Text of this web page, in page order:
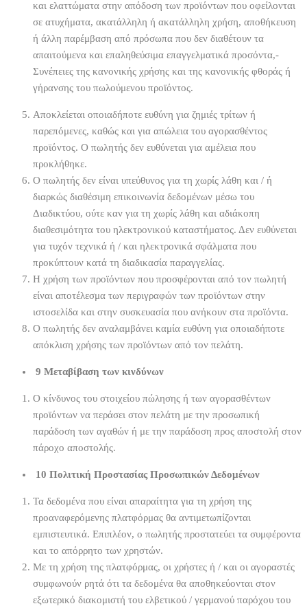
και ελαττώματα στην απόδοση των προϊόντων που οφείλονται
σε ατυχήματα, ακατάλληλη ή ακατάλληλη χρήση, αποθήκευση
ή άλλη παρέμβαση από πρόσωπα που δεν διαθέτουν τα
απαιτούμενα και επαληθεύσιμα επαγγελματικά προσόντα,-
Συνέπειες της κανονικής χρήσης και της κανονικής φθοράς ή
γήρανσης του πωλούμενου προϊόντος.
Αποκλείεται οποιαδήποτε ευθύνη για ζημιές τρίτων ή
παρεπόμενες, καθώς και για απώλεια του αγορασθέντος
προϊόντος. Ο πωλητής δεν ευθύνεται για αμέλεια που
προκλήθηκε.
Ο πωλητής δεν είναι υπεύθυνος για τη χωρίς λάθη και / ή
διαρκώς διαθέσιμη επικοινωνία δεδομένων μέσω του
Διαδικτύου, ούτε καν για τη χωρίς λάθη και αδιάκοπη
διαθεσιμότητα του ηλεκτρονικού καταστήματος. Δεν ευθύνεται
για τυχόν τεχνικά ή / και ηλεκτρονικά σφάλματα που
προκύπτουν κατά τη διαδικασία παραγγελίας.
Η χρήση των προϊόντων που προσφέρονται από τον πωλητή
είναι αποτέλεσμα των περιγραφών των προϊόντων στην
ιστοσελίδα και στην συσκευασία που ανήκουν στα προϊόντα.
Ο πωλητής δεν αναλαμβάνει καμία ευθύνη για οποιαδήποτε
απόκλιση χρήσης των προϊόντων από τον πελάτη.
9 Μεταβίβαση των κινδύνων
Ο κίνδυνος του στοιχείου πώλησης ή των αγορασθέντων
προϊόντων να περάσει στον πελάτη με την προσωπική
παράδοση των αγαθών ή με την παράδοση προς αποστολή στον
πάροχο αποστολής.
10 Πολιτική Προστασίας Προσωπικών Δεδομένων
Τα δεδομένα που είναι απαραίτητα για τη χρήση της
προαναφερόμενης πλατφόρμας θα αντιμετωπίζονται
εμπιστευτικά. Επιπλέον, ο πωλητής προστατεύει τα συμφέροντα
και το απόρρητο των χρηστών.
Με τη χρήση της πλατφόρμας, οι χρήστες ή / και οι αγοραστές
συμφωνούν ρητά ότι τα δεδομένα θα αποθηκεύονται στον
εξωτερικό διακομιστή του ελβετικού / γερμανού παρόχου του